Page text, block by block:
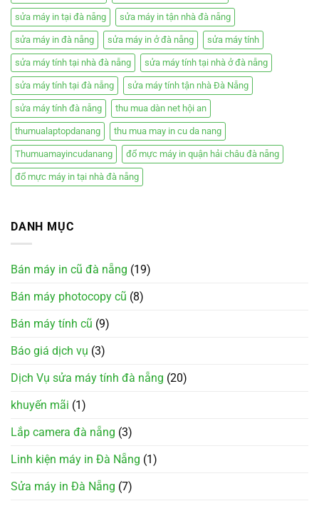
sửa máy in tại đà nẵng sửa máy in tận nhà đà nẵng
sửa máy in đà nẵng sửa máy in ở đà nẵng sửa máy tính
sửa máy tính tại nhà đà nẵng sửa máy tính tại nhà ở đà nẵng
sửa máy tính tại đà nẵng sửa máy tính tận nhà Đà Nẵng
sửa máy tính đà nẵng thu mua dàn net hội an
thumualaptopdanang thu mua may in cu da nang
Thumuamayincudanang đổ mực máy in quận hải châu đà nẵng
đổ mực máy in tại nhà đà nẵng
DANH MỤC
Bán máy in cũ đà nẵng (19)
Bán máy photocopy cũ (8)
Bán máy tính cũ (9)
Báo giá dịch vụ (3)
Dịch Vụ sửa máy tính đà nẵng (20)
khuyến mãi (1)
Lắp camera đà nẵng (3)
Linh kiện máy in Đà Nẵng (1)
Sửa máy in Đà Nẵng (7)